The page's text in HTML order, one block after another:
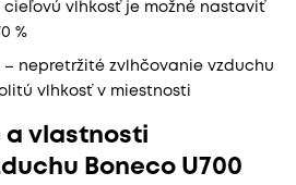
cieľovú vlhkosť je možné nastaviť
%
– nepretržité zvlhčovanie vzduchu
vlhkosť v miestnosti
a vlastnosti
Boneco U700